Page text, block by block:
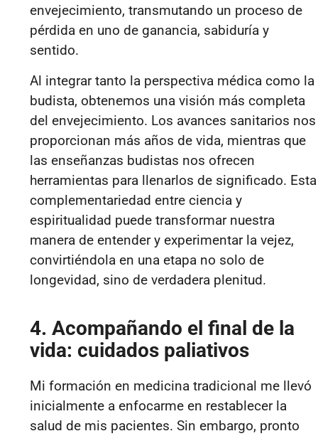
envejecimiento, transmutando un proceso de
pérdida en uno de ganancia, sabiduría y
sentido.
Al integrar tanto la perspectiva médica como la
budista, obtenemos una visión más completa
del envejecimiento. Los avances sanitarios nos
proporcionan más años de vida, mientras que
las enseñanzas budistas nos ofrecen
herramientas para llenarlos de significado. Esta
complementariedad entre ciencia y
espiritualidad puede transformar nuestra
manera de entender y experimentar la vejez,
convirtiéndola en una etapa no solo de
longevidad, sino de verdadera plenitud.
4. Acompañando el final de la
vida: cuidados paliativos
Mi formación en medicina tradicional me llevó
inicialmente a enfocarme en restablecer la
salud de mis pacientes. Sin embargo, pronto